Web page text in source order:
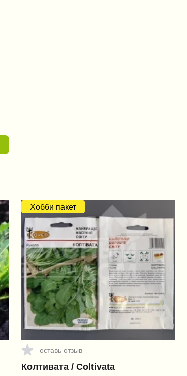
Хобби пакет
оставь отзыв
Колтивата / Coltivata